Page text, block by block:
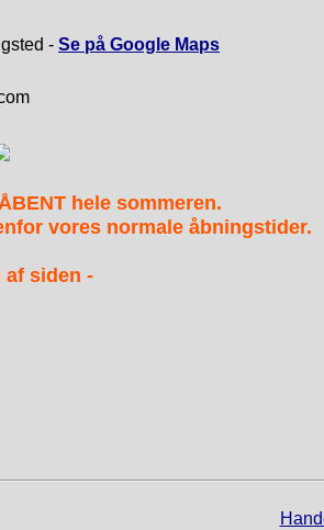
- Se på Google Maps
hele sommeren.
vores normale åbningstider.
siden -